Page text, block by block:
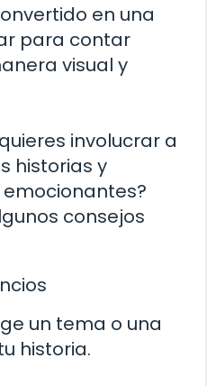
en una
para contar
visual y
involucrar a
historias y
consejos
un tema o una
historia.